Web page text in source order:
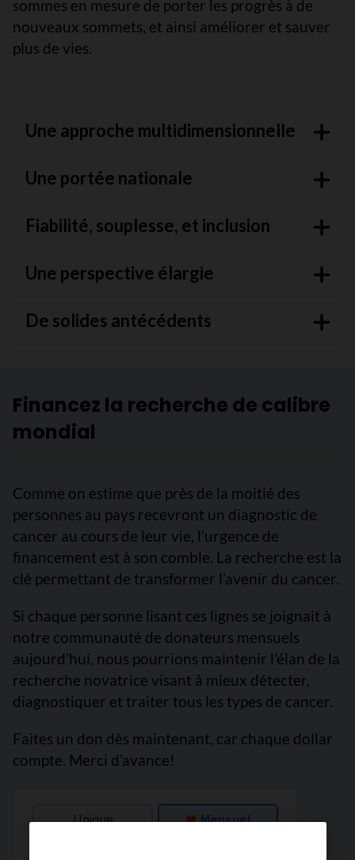
sommes en mesure de porter les progrès à de
nouveaux sommets, et ainsi améliorer et sauver
plus de vies.
Une approche multidimensionnelle
Une portée nationale
Fiabilité, souplesse, et inclusion
Une perspective élargie
De solides antécédents
Financez la recherche de calibre
mondial
Comme on estime que près de la moitié des
personnes au pays recevront un diagnostic de
cancer au cours de leur vie, l’urgence de
financement est à son comble. La recherche est la
clé permettant de transformer l’avenir du cancer.
Si chaque personne lisant ces lignes se joignait à
notre communauté de donateurs mensuels
aujourd’hui, nous pourrions maintenir l’élan de la
recherche novatrice visant à mieux détecter,
diagnostiquer et traiter tous les types de cancer.
Faites un don dès maintenant, car chaque dollar
compte. Merci d’avance!